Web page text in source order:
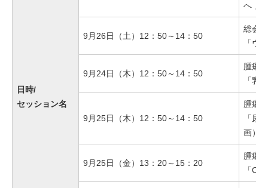
日時/
セッション名
へ 」
9月26日（土）12：50～14：50
総会
「ウ
9月24日（木）12：50～14：50
腫瘍
「乳
9月25日（木）12：50～14：50
腫瘍
「尿
画）
9月25日（金）13：20～15：20
腫瘍
「